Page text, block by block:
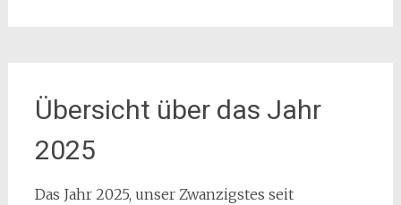
Übersicht über das Jahr
2025
Das Jahr 2025, unser Zwanzigstes seit